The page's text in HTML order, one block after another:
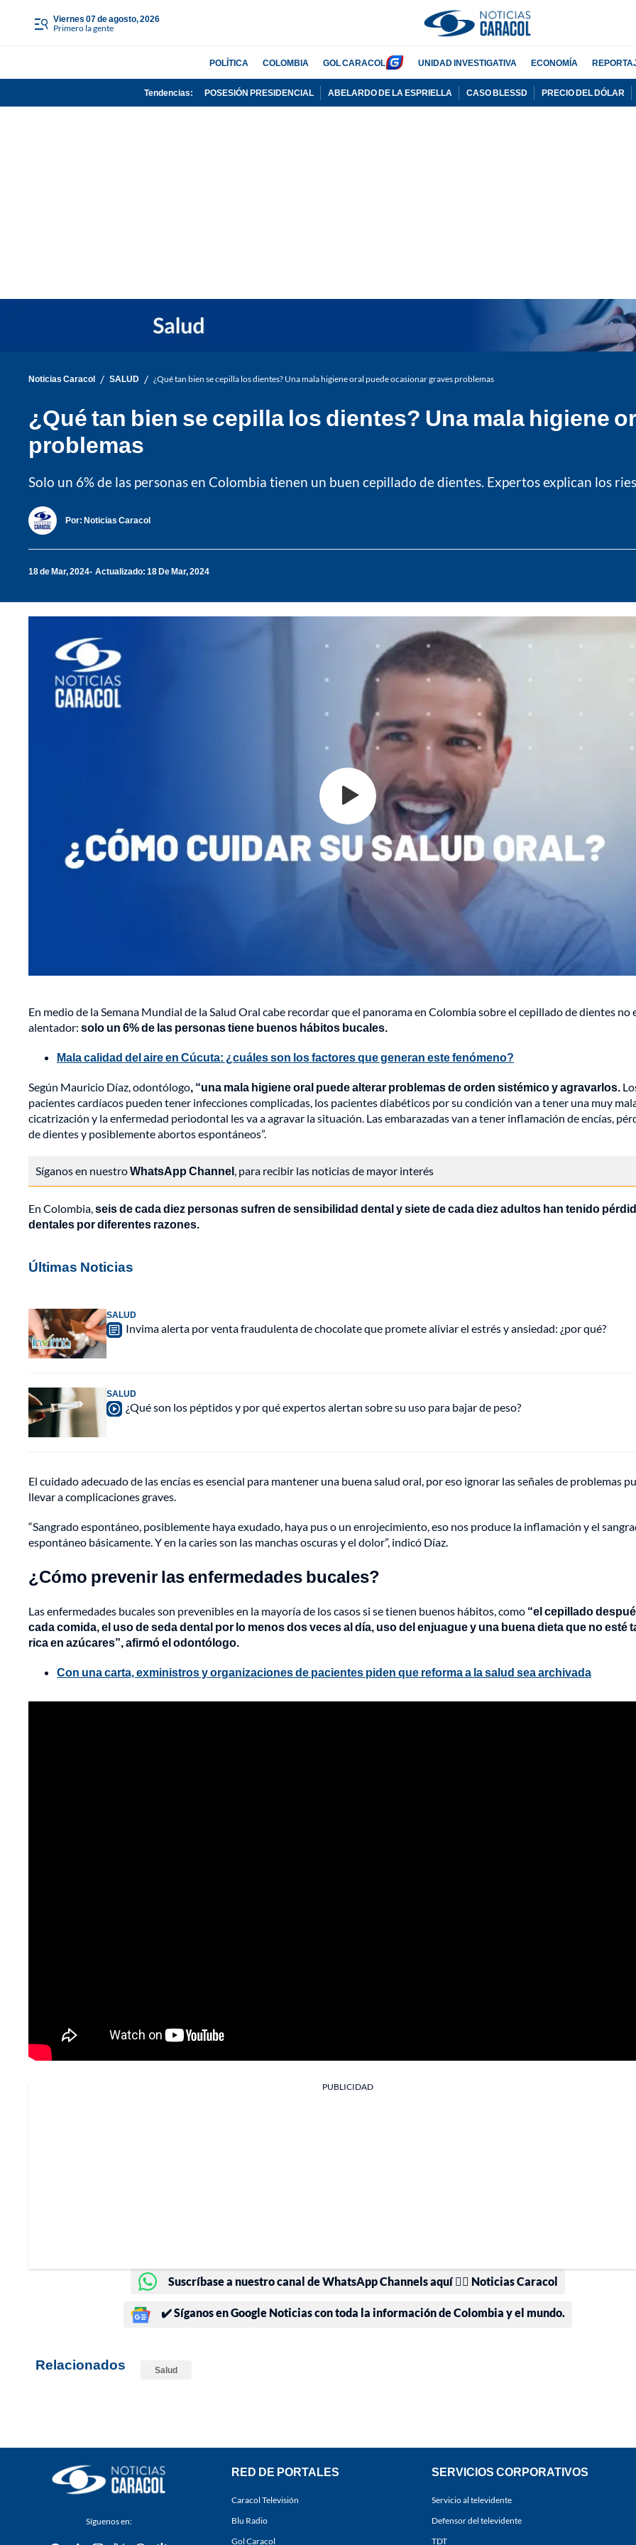
viernes 07 de agosto, 2026
Primero la gente
POLÍTICA COLOMBIA GOL CARACOL UNIDAD INVESTIGATIVA ECONOMÍA
Tendencias: POSESIÓN PRESIDENCIAL ABELARDO DE LA ESPRIELLA CASO BLESSD PRECIO DEL DÓLAR
Noticias Caracol / SALUD / ¿Qué tan bien se cepilla los dientes? Una mala higiene oral puede ocasionar graves problemas
¿Qué tan bien se cepilla los dientes? Una mala higiene
problemas
Solo un 6% de las personas en Colombia tienen un buen cepillado de dientes. Expertos explican los
Por: Noticias Caracol
18 de Mar, 2024 Actualizado: 18 De Mar, 2024
En medio de la Semana Mundial de la Salud Oral cabe recordar que el panorama en Colombia sobre el cepillado de dientes no
alentador: solo un 6% de las personas tiene buenos hábitos bucales.
Mala calidad del aire en Cúcuta: ¿cuáles son los factores que generan este fenómeno?
Según Mauricio Díaz, odontólogo, “una mala higiene oral puede alterar problemas de orden sistémico y agravarlos.
pacientes cardíacos pueden tener infecciones complicadas, los pacientes diabéticos por su condición van a tener una muy
cicatrización y la enfermedad periodontal les va a agravar la situación. Las embarazadas van a tener inflamación de encías,
de dientes y posiblemente abortos espontáneos”.
Síganos en nuestroWhatsApp Channel, para recibir las noticias de mayor interés
En Colombia,seis de cada diez personas sufren de sensibilidad dental y siete de cada diez adultos han tenido
dentales por diferentes razones.
Últimas Noticias
SALUD
Invima alerta por venta fraudulenta de chocolate que promete aliviar el estrés y ansiedad: ¿por qué?
SALUD
¿Qué son los péptidos y por qué expertos alertan sobre su uso para bajar de peso?
El cuidado adecuado de las encías es esencial para mantener una buena salud oral, por eso ignorar las señales de problemas
llevar a complicaciones graves.
“Sangrado espontáneo, posiblemente haya exudado, haya pus o un enrojecimiento, eso nos produce la inflamación y el
espontáneo básicamente. Y en la caries son las manchas oscuras y el dolor”, indicó Díaz.
¿Cómo prevenir las enfermedades bucales?
Las enfermedades bucales son prevenibles en la mayoría de los casos si se tienen buenos hábitos, como “el cepillado
cada comida, el uso de seda dental por lo menos dos veces al día, uso del enjuague y una buena dieta que no esté
rica en azúcares”, afirmó el odontólogo.
Con una carta, exministros y organizaciones de pacientes piden que reforma a la salud sea archivada
PUBLICIDAD
Suscríbase a nuestro canal de WhatsApp Channels aquí 👉🏻 Noticias Caracol
✔️ Síganos en Google Noticias con toda la información de Colombia y el mundo.
Relacionados Salud
Síguenos en:
RED DE PORTALES
Caracol Televisión
Blu Radio
Gol Caracol
SERVICIOS CORPORATIVOS
Servicio al televidente
Defensor del televidente
TDT